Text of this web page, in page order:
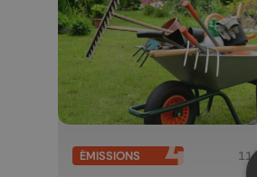
ÉMISSIONS